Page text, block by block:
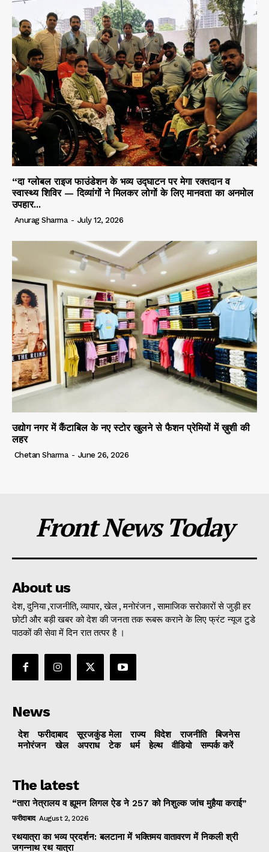
“दा ग्लोबल राइज फाउंडेशन के भव्य उद्घाटन पर मेगा रक्तदान व
स्वास्थ्य शिविर — दिव्यांगों ने मिलकर लोगों के लिए मानवता का अनमोल
उपहार...
Anurag Sharma - July 12, 2026
उद्योग नगर में कैंटाबिल के नए स्टोर खुलने से फैशन प्रेमियों में ख़ुशी की
लहर
Chetan Sharma - June 26, 2026
Front News Today
About us
देश, दुनिया ,राजनीति, व्यापार, खेल , मनोरंजन , सामाजिक सरोकारों से जुड़ी हर
छोटी और बड़ी खबर को देश की जनता तक रूबरू कराने के लिए फ्रंट न्यूज टुडे
पाठकों की सेवा में दिन रात तत्पर है ।
News
देश फरीदाबाद सूरजकुंड मेला राज्‍य विदेश राजनीति
बिजनेस
मनोरंजन
खेल अपराध टेक धर्म हेल्थ वीडियो सम्पर्क करें
The latest
“तारा नेत्रालय व ह्यूमन लिगल ऐड ने 257 को निशुल्क जांच मुहैया कराई”
फरीदाबाद August 2, 2026
रथयात्रा का भव्य प्रदर्शन: बलटाना में भक्तिमय वातावरण में निकली श्री
जगन्नाथ रथ यात्रा